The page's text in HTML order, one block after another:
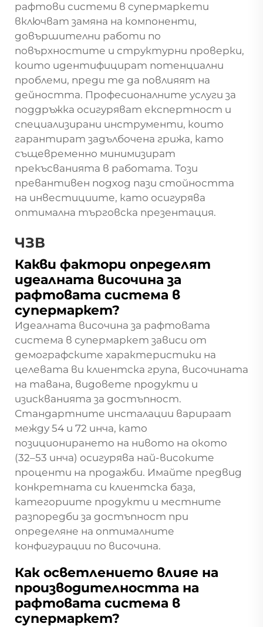
рафтови системи в супермаркети
включват замяна на компоненти,
довършителни работи по
повърхностите и структурни проверки,
които идентифицират потенциални
проблеми, преди те да повлияят на
дейността. Професионалните услуги за
поддръжка осигуряват експертност и
специализирани инструменти, които
гарантират задълбочена грижа, като
същевременно минимизират
прекъсванията в работата. Този
превантивен подход пази стойността
на инвестициите, като осигурява
оптимална търговска презентация.
ЧЗВ
Какви фактори определят
идеалната височина за
рафтовата система в
супермаркет?
Идеалната височина за рафтовата
система в супермаркет зависи от
демографските характеристики на
целевата ви клиентска група, височината
на тавана, видовете продукти и
изискванията за достъпност.
Стандартните инсталации варираат
между 54 и 72 инча, като
позиционирането на нивото на окото
(32–53 инча) осигурява най-високите
проценти на продажби. Имайте предвид
конкретната си клиентска база,
категориите продукти и местните
разпоредби за достъпност при
определяне на оптималните
конфигурации по височина.
Как осветлението влияе на
производителността на
рафтовата система в
супермаркет?